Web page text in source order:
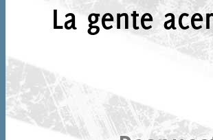
La gente